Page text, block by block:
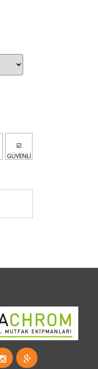
☑️
GÜVENLİ